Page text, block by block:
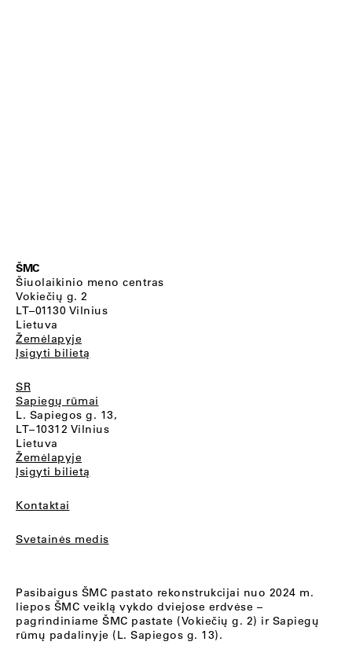
ŠMC
Šiuolaikinio meno centras
Vokiečių g. 2
LT–01130 Vilnius
Lietuva
Žemėlapyje
Įsigyti bilietą
SR
Sapiegų rūmai
L. Sapiegos g. 13,
LT–10312 Vilnius
Lietuva
Žemėlapyje
Įsigyti bilietą
Kontaktai
Svetainės medis
Pasibaigus ŠMC pastato rekonstrukcijai nuo 2024 m.
liepos ŠMC veiklą vykdo dviejose erdvėse –
pagrindiniame ŠMC pastate (Vokiečių g. 2) ir Sapiegų
rūmų padalinyje (L. Sapiegos g. 13).